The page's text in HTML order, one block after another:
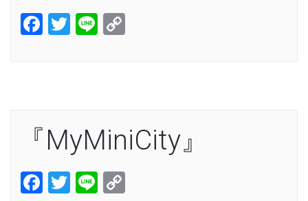
Facebook
Twitter
Line
『MyMiniCity』
Facebook
Twitter
Line